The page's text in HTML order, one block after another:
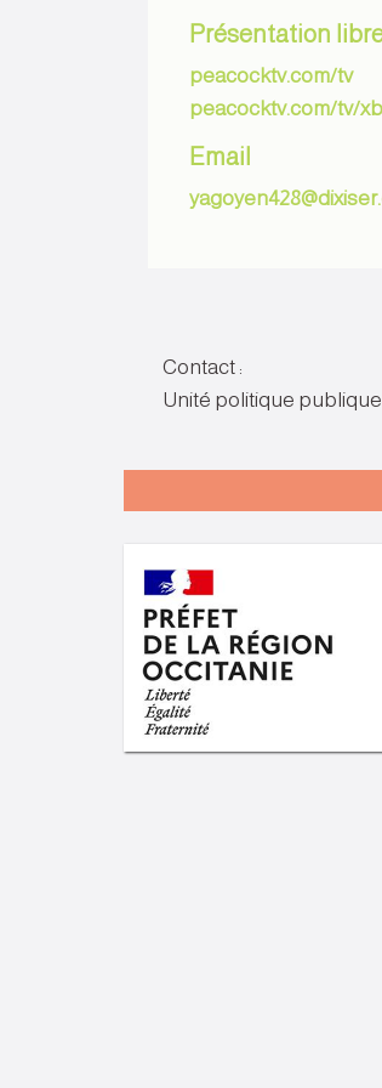
Présentation
peacocktv.com/tv
peacocktv.com/tv/
Email
Contact :
Unité politique publique